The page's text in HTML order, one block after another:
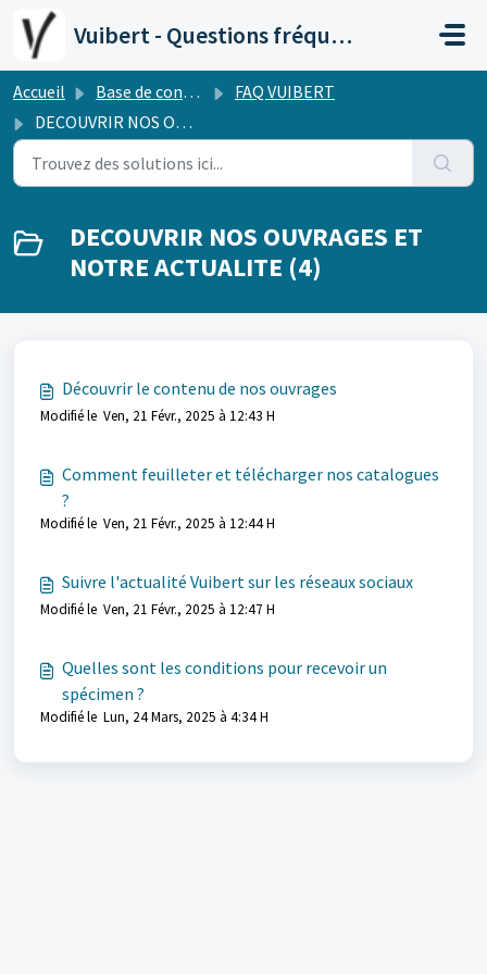
Passer au contenu principal
Vuibert - Questions fréquentes
Accueil Base de connaissances
FAQ VUIBERT
DECOUVRIR NOS OUVRAGES ET NOTRE ACTUALITE
DECOUVRIR NOS OUVRAGES ET
NOTRE ACTUALITE (4)
Découvrir le contenu de nos ouvrages
Modifié le Ven, 21 Févr., 2025 à 12:43 H
Comment feuilleter et télécharger nos catalogues
?
Modifié le Ven, 21 Févr., 2025 à 12:44 H
Suivre l'actualité Vuibert sur les réseaux sociaux
Modifié le Ven, 21 Févr., 2025 à 12:47 H
Quelles sont les conditions pour recevoir un
spécimen ?
Modifié le Lun, 24 Mars, 2025 à 4:34 H